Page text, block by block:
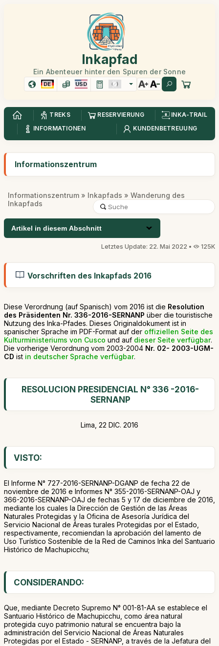
Inkapfad
Ein Abenteuer hinter den Spuren der Sonne
DE USD
TREKS RESERVIERUNG
INKA-TRAIL
INFORMATIONEN
KUNDENBETREUUNG
Informationszentrum
Informationszentrum » Inkapfads » Wanderung des
Inkapfads
Artikel in diesem Abschnitt
Letztes Update: 22. Mai 2022 • 125K
Vorschriften des Inkapfads 2016
Diese Verordnung (auf Spanisch) vom 2016 ist die Resolution
des Präsidenten Nr. 336-2016-SERNANP über die touristische
Nutzung des Inka-Pfades. Dieses Originaldokument ist in
spanischer Sprache im PDF-Format auf der offiziellen Seite des
Kulturministeriums von Cusco und auf dieser Seite verfügbar.
Die vorherige Verordnung vom 2003-2004 Nr. 02- 2003-UGM-
CD ist in deutscher Sprache verfügbar.
RESOLUCION PRESIDENCIAL N° 336 -2016-
SERNANP
Lima, 22 DIC. 2016
VISTO:
El Informe N° 727-2016-SERNANP-DGANP de fecha 22 de
noviembre de 2016 e Informes N° 355-2016-SERNANP-OAJ y
366-2016-SERNANP-OAJ de fechas 5 y 17 de diciembre de 2016,
mediante los cuales la Dirección de Gestión de las Áreas
Naturales Protegidas y la Oficina de Asesoría Jurídica del
Servicio Nacional de Áreas turales Protegidas por el Estado,
respectivamente, recomiendan la aprobación del lamento de
Uso Turístico Sostenible de la Red de Caminos Inka del Santuario
Histórico de Machupicchu;
CONSIDERANDO:
Que, mediante Decreto Supremo N° 001-81-AA se establece el
Santuario Histórico de Machupicchu, como área natural
protegida cuyo patrimonio natural se encuentra bajo la
administración del Servicio Nacional de Áreas Naturales
Protegidas por el Estado - SERNANP, a través de la Jefatura del